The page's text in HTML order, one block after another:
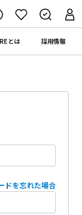
とは 採用情報
ドを忘れた場合